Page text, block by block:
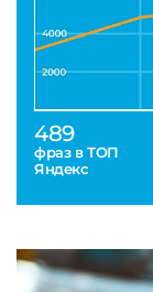
489
фраз в ТОП
Яндекс